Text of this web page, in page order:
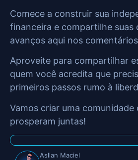
Comece a construir sua
financeira e compartilhe suas
avanços aqui nos
Aproveite para compartilhar
quem você acredita que
primeiros passos rumo à
Vamos criar uma comunidade
prosperam juntas!
Asllan Maciel